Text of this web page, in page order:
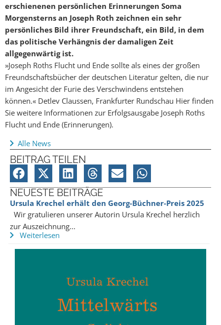
erschienenen persönlichen Erinnerungen Soma
Morgensterns an Joseph Roth zeichnen ein sehr
persönliches Bild ihrer Freundschaft, ein Bild, in dem
das politische Verhängnis der damaligen Zeit
allgegenwärtig ist.
»Joseph Roths Flucht und Ende sollte als eines der großen
Freundschaftsbücher der deutschen Literatur gelten, die nur
im Angesicht der Furie des Verschwindens entstehen
können.« Detlev Claussen, Frankfurter Rundschau Hier finden
Sie weitere Informationen zur Erfolgsausgabe Joseph Roths
Flucht und Ende (Erinnerungen).
Alle News
BEITRAG TEILEN
NEUESTE BEITRÄGE
Ursula Krechel erhält den Georg-Büchner-Preis 2025
Wir gratulieren unserer Autorin Ursula Krechel herzlich
zur Auszeichnung...
Weiterlesen